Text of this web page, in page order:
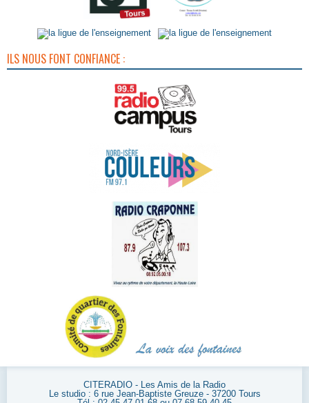
ILS NOUS FONT CONFIANCE :
CITERADIO - Les Amis de la Radio
Le studio : 6 rue Jean-Baptiste Greuze - 37200 Tours